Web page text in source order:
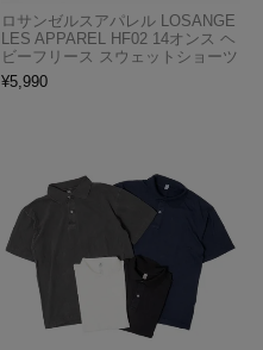
ロサンゼルスアパレル LOSANGE
LES APPAREL HF02 14オンス ヘ
ビーフリース スウェットショーツ
¥5,990